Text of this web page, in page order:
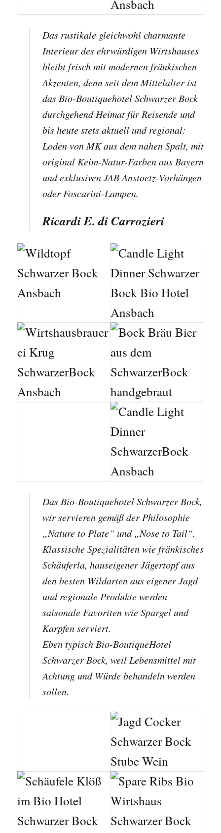
Das rustikale gleichwohl charmante
Interieur des ehrwürdigen Wirtshauses
bleibt frisch mit modernen fränkischen
Akzenten, denn seit dem Mittelalter ist
das Bio-Boutiquehotel Schwarzer Bock
durchgehend Heimat für Reisende und
bis heute stets aktuell und regional:
Loden von MK aus dem nahen Spalt, mit
original Keim-Natur-Farben aus Bayern
und exklusiven JAB Anstoetz-Vorhängen
oder Foscarini-Lampen.
Ricardi E. di Carrozieri
Das Bio-Boutiquehotel Schwarzer Bock,
wir servieren gemäß der Philosophie
„Nature to Plate“ und „Nose to Tail“.
Klassische Spezialitäten wie fränkisches
Schäuferla, hauseigener Jägertopf aus
den besten Wildarten aus eigener Jagd
und regionale Produkte werden
saisonale Favoriten wie Spargel und
Karpfen serviert.
Eben typisch Bio-BoutiqueHotel
Schwarzer Bock, weil Lebensmittel mit
Achtung und Würde behandeln werden
sollen.